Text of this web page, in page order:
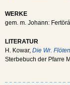
WERKE
gem. m. Johann:
LITERATUR
H. Kowar, Die Wr.
Sterbebuch der Pfarre